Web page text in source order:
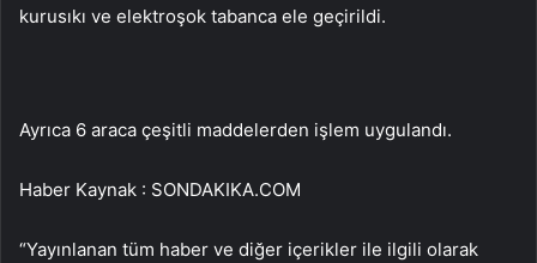
kurusıkı ve elektroşok tabanca ele geçirildi.
Ayrıca 6 araca çeşitli maddelerden işlem uygulandı.
Haber Kaynak : SONDAKIKA.COM
“Yayınlanan tüm haber ve diğer içerikler ile ilgili olarak